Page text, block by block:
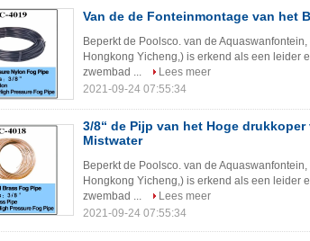
Van de de Fonteinmontage van het
Beperkt de Poolsco. van de
Hongkong Yicheng,) is erkend als een leider
zwembad ...
Lees meer
2021-09-24 07:55:34
3/8“ de Pijp van het Hoge
Mistwater
Beperkt de Poolsco. van de
Hongkong Yicheng,) is erkend als een leider
zwembad ...
Lees meer
2021-09-24 07:55:34